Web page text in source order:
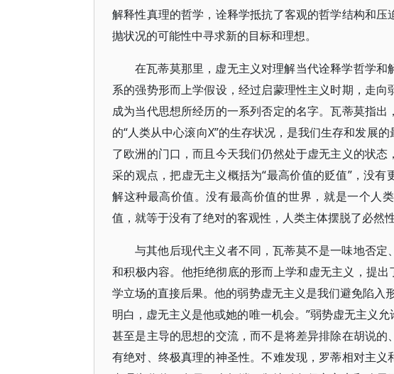
解释性真理的哲学，诠释学抵抗了客观的哲学结构和
抛状况的可能性中寻求新的目标和理想。
在瓦蒂莫那里，虚无主义对理解当代诠释学哲学
系的强势形而上学假设，经过启蒙理性主义时期，走
成为当代思想所经历的一系列否定的名字。瓦蒂莫指
的“人类从中心滚向X”的生存状况，是我们生存和发展
了欧洲的门口，而且今天我们仍然处于虚无主义的状
采的观点，把虚无主义概括为“最高价值的贬值”，没
解这种最高价值。没有最高价值的世界，就是一个人
值，就等于没有了绝对的客观性，人类主体摆脱了必然
与其他后现代主义者不同，瓦蒂莫不是一味地否
和积极内容。他拒绝彻底的形而上学和虚无主义，提
学立场的直接后果。他的弱势虚无主义是我们避免陷入
明白，虚无主义是他或她的唯一机会。”弱势虚无主义
甚至是主导的思想的交流，而不是将差异排除在胡说
有绝对、终极真理的神圣性。不难发现，罗蒂相对主